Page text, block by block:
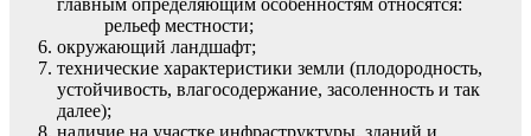
главным определяющим особенностям относятся:
рельеф местности;
окружающий ландшафт;
технические характеристики земли (плодородность,
устойчивость, влагосодержание, засоленность и так
далее);